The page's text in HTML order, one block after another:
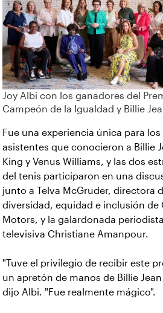
Joy Albi con los ganadores del
Campeón de la Igualdad y Billie
Fue una experiencia única para los
asistentes que conocieron a Billie
King y Venus Williams, y las dos
del tenis participaron en una
junto a Telva McGruder, directora
diversidad, equidad e inclusión de
Motors, y la galardonada periodista
televisiva Christiane Amanpour.
"Tuve el privilegio de recibir este
un apretón de manos de Billie Jean
dijo Albi. "Fue realmente mágico".